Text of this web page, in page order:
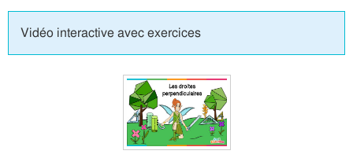
Vidéo interactive avec exercices